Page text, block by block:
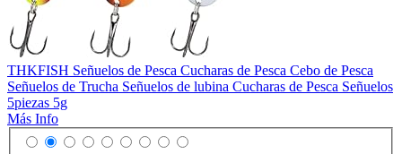
THKFISH Señuelos de Pesca Cucharas de Pesca Cebo de Pesca
Señuelos de Trucha Señuelos de lubina Cucharas de Pesca Señuelos
5piezas 5g
Más Info